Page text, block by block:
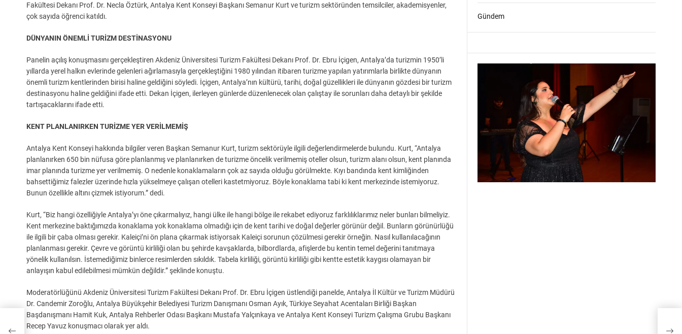
Fakültesi Dekanı Prof. Dr. Necla Öztürk, Antalya Kent Konseyi Başkanı Semanur Kurt ve turizm sektöründen temsilciler, akademisyenler,
çok sayıda öğrenci katıldı.
DÜNYANIN ÖNEMLİ TURİZM DESTİNASYONU
Panelin açılış konuşmasını gerçekleştiren Akdeniz Üniversitesi Turizm Fakültesi Dekanı Prof. Dr. Ebru İçigen, Antalya’da turizmin 1950’li
yıllarda yerel halkın evlerinde gelenleri ağırlamasıyla gerçekleştiğini 1980 yılından itibaren turizme yapılan yatırımlarla birlikte dünyanın
önemli turizm kentlerinden birisi haline geldiğini söyledi. İçigen, Antalya’nın kültürü, tarihi, doğal güzellikleri ile dünyanın gözdesi bir turizm
destinasyonu haline geldiğini ifade etti. Dekan İçigen, ilerleyen günlerde düzenlenecek olan çalıştay ile sorunları daha detaylı bir şekilde
tartışacaklarını ifade etti.
KENT PLANLANIRKEN TURİZME YER VERİLMEMİŞ
Antalya Kent Konseyi hakkında bilgiler veren Başkan Semanur Kurt, turizm sektörüyle ilgili değerlendirmelerde bulundu. Kurt, “Antalya
planlanırken 650 bin nüfusa göre planlanmış ve planlanırken de turizme öncelik verilmemiş oteller olsun, turizm alanı olsun, kent planında
imar planında turizme yer verilmemiş. O nedenle konaklamaların çok az sayıda olduğu görülmekte. Kıyı bandında kent kimliğinden
bahsettiğimiz falezler üzerinde hızla yükselmeye çalışan otelleri kastetmiyoruz. Böyle konaklama tabi ki kent merkezinde istemiyoruz.
Bunun özellikle altını çizmek istiyorum.” dedi.
Kurt, “Biz hangi özelliğiyle Antalya’yı öne çıkarmalıyız, hangi ülke ile hangi bölge ile rekabet ediyoruz farklılıklarımız neler bunları bilmeliyiz.
Kent merkezine baktığımızda konaklama yok konaklama olmadığı için de kent tarihi ve doğal değerler görünür değil. Bunların görünürlüğü
ile ilgili bir çaba olması gerekir. Kaleiçi’ni ön plana çıkarmak istiyorsak Kaleiçi sorunun çözülmesi gerekir örneğin. Nasıl kullanılacağının
planlanması gerekir. Çevre ve görüntü kirliliği olan bu şehirde kavşaklarda, bilbordlarda, afişlerde bu kentin temel değerini tanıtmaya
yönelik kullanılsın. İstemediğimiz binlerce resimlerden sıkıldık. Tabela kirliliği, görüntü kirliliği gibi kentte estetik kaygısı olamayan bir
anlayışın kabul edilebilmesi mümkün değildir.” şeklinde konuştu.
Moderatörlüğünü Akdeniz Üniversitesi Turizm Fakültesi Dekanı Prof. Dr. Ebru İçigen üstlendiği panelde, Antalya İl Kültür ve Turizm Müdürü
Dr. Candemir Zoroğlu, Antalya Büyükşehir Belediyesi Turizm Danışmanı Osman Ayık, Türkiye Seyahat Acentaları Birliği Başkan
Başdanışmanı Hamit Kuk, Antalya Rehberler Odası Başkanı Mustafa Yalçınkaya ve Antalya Kent Konseyi Turizm Çalışma Grubu Başkanı
Recep Yavuz konuşmacı olarak yer aldı.
Gündem